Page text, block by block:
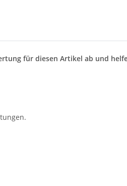
für diesen Artikel ab und